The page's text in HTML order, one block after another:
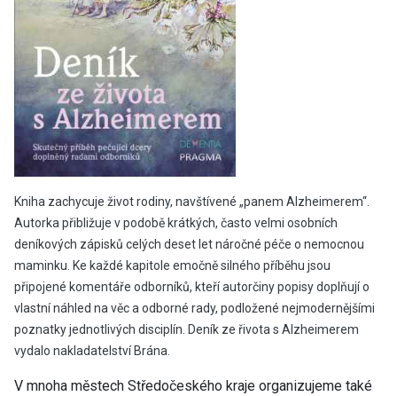
Kniha zachycuje život rodiny, navštívené „panem Alzheimerem“.
Autorka přibližuje v podobě krátkých, často velmi osobních
deníkových zápisků celých deset let náročné péče o nemocnou
maminku. Ke každé kapitole emočně silného příběhu jsou
připojené komentáře odborníků, kteří autorčiny popisy doplňují o
vlastní náhled na věc a odborné rady, podložené nejmodernějšími
poznatky jednotlivých disciplín. Deník ze řivota s Alzheimerem
vydalo nakladatelství Brána.
V mnoha městech Středočeského kraje organizujeme také